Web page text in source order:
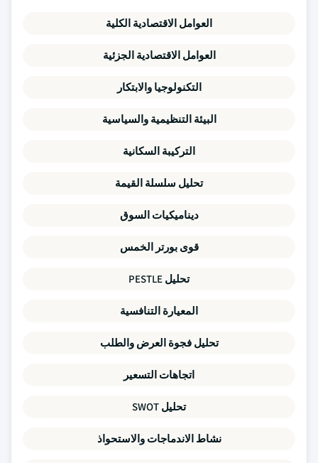
العوامل الاقتصادية الكلية
العوامل الاقتصادية الجزئية
التكنولوجيا والابتكار
البيئة التنظيمية والسياسية
التركيبة السكانية
تحليل سلسلة القيمة
ديناميكيات السوق
قوى بورتر الخمس
تحليل PESTLE
المعيارة التنافسية
تحليل فجوة العرض والطلب
اتجاهات التسعير
تحليل SWOT
نشاط الاندماجات والاستحواذ